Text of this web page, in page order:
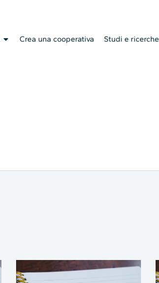
Crea una cooperativa Studi e ricerche